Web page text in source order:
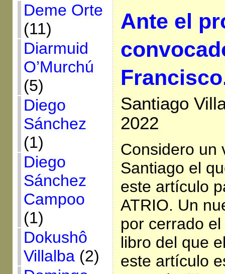
Deme Orte
(11)
Diarmuid
O’Murchú
(5)
Diego
Sánchez
(1)
Diego
Sánchez
Campoo
(1)
Dokushô
Villalba(2)
Ante el
Santiago
2022
Considero un
Santiago el
este artículo
ATRIO. Un
por cerrado
libro del que
este artículo